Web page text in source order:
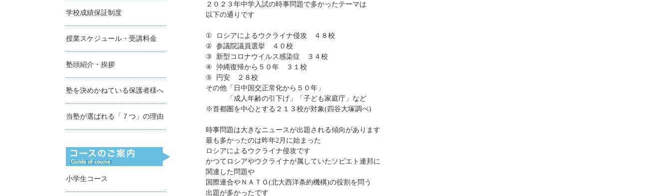
２０２３年中学入試の時事問題で多かったテーマは
以下の通りです
①
ロシアによるウクライナ侵攻 ４８校
② 参議院議員選挙 ４０校
③
新型コロナウイルス感染症 ３４校
④ 沖縄復帰から５０年 ３１校
⑤
円安 ２８校
その他「日中国交正常化から５０年」
「成人年齢の引下げ」
「子ども家庭庁」など
※首都圏を中心とする２１３校が対象(四谷大塚調べ)
時事問題は大きなニュースが出題される傾向があります
最も多かったのは昨年2月に始まった
ロシアによるウクライナ侵攻です
かつてロシアやウクライナが属していたソビエト連邦に
関連した問題や
国際連合やＮＡＴＯ (北大西洋条約機構)の役割を問う
出題が多かったです
学校成績保証制度
授業スケジュール・受講料金
塾頭紹介・挨拶
塾を決めかねている保護者様へ
当塾が選ばれる「７つ」の理由
小学生コース